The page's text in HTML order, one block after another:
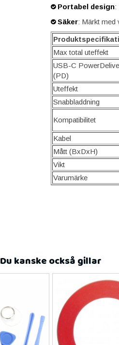
Portabel design:
Säker: Märkt med
Max total uteffekt
USB-C
(PD)
Uteffekt
Snabbladdning
Kompatibilitet
Kabel
Mått (BxDxH)
Vikt
Varumärke
Du kanske också gillar